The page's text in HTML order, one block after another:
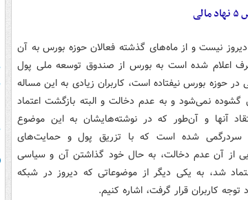
دیروز نیست و از ماه‌های گذشته فعالان حوزه بورس به آن
طرف اعلام شده است به بورس از صندوق توسعه ملی پول
حوزه بورس نیفتاده است، کاربران زیادی به این مساله
گشوده نمی‌شود و به عدم دخالت و البته بازگشت اعتماد
آنها و آن‌طور که در نوشته‌هایشان به این موضوع
سردرگمی شده است که با تزریق پول و حمایت‌های
از آن عدم دخالت، به حال خود گذاشتن آن و سیاسی
شد، به یکی دیگر از موضوعاتی که دیروز در شبکه
توجه کاربران قرار گرفت، اشاره کنیم.